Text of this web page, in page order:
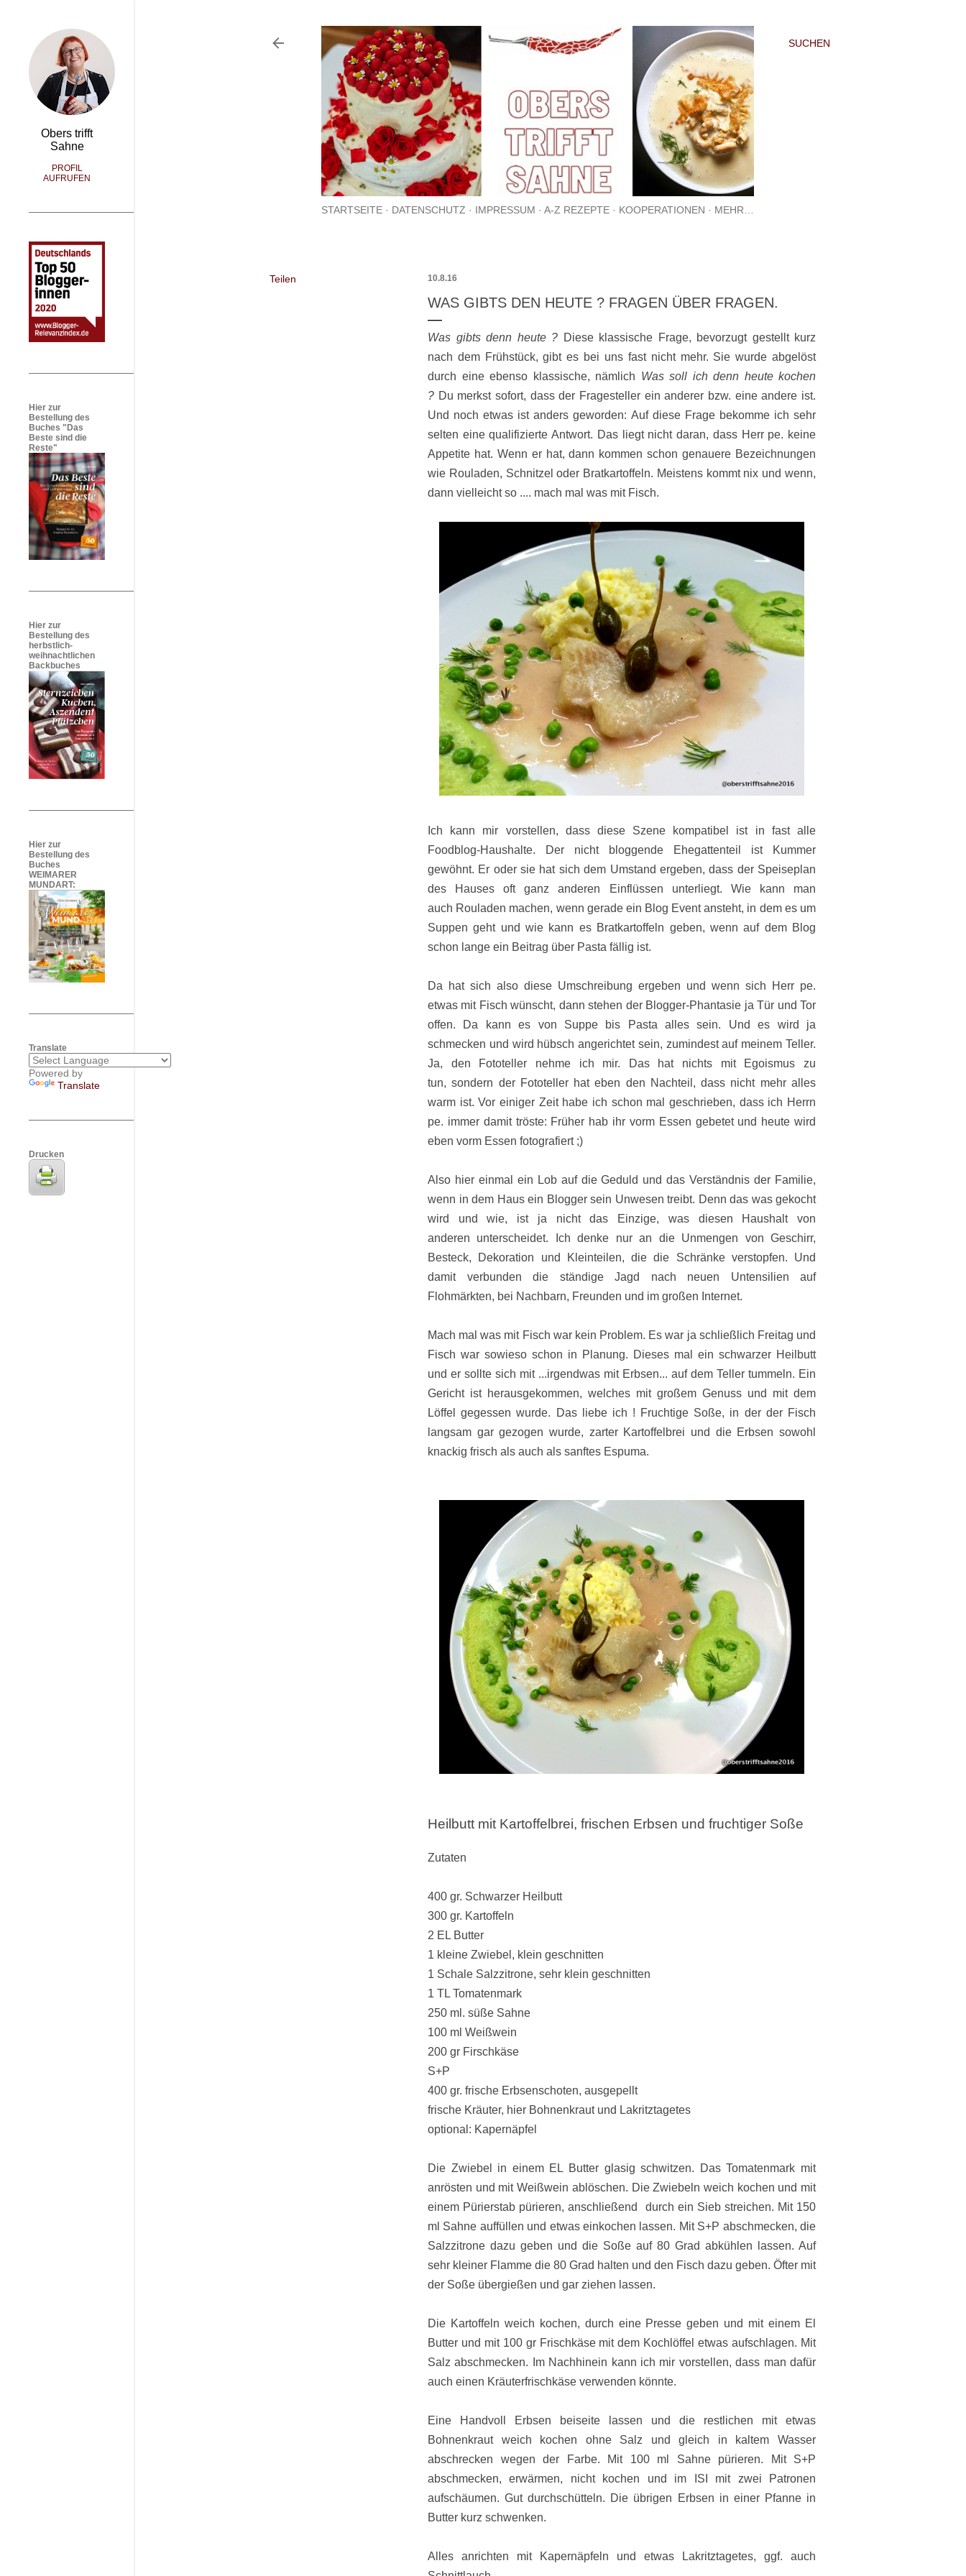
SUCHEN
STARTSEITE DATENSCHUTZ IMPRESSUM A-Z REZEPTE KOOPERATIONEN MEHR…
Teilen 10.8.16
WAS GIBTS DEN HEUTE ? FRAGEN ÜBER FRAGEN.
Was gibts denn heute ? Diese klassische Frage, bevorzugt gestellt kurz
nach dem Frühstück, gibt es bei uns fast nicht mehr. Sie wurde abgelöst
durch eine ebenso klassische, nämlich Was soll ich denn heute kochen
? Du merkst sofort, dass der Fragesteller ein anderer bzw. eine andere ist.
Und noch etwas ist anders geworden: Auf diese Frage bekomme ich sehr
selten eine qualifizierte Antwort. Das liegt nicht daran, dass Herr pe. keine
Appetite hat. Wenn er hat, dann kommen schon genauere Bezeichnungen
wie Rouladen, Schnitzel oder Bratkartoffeln. Meistens kommt nix und wenn,
dann vielleicht so .... mach mal was mit Fisch.
Ich kann mir vorstellen, dass diese Szene kompatibel ist in fast alle
Foodblog-Haushalte. Der nicht bloggende Ehegattenteil ist Kummer
gewöhnt. Er oder sie hat sich dem Umstand ergeben, dass der Speiseplan
des
Hauses oft ganz anderen Einflüssen unterliegt. Wie kann man
auch Rouladen machen, wenn gerade ein Blog Event ansteht, in dem es um
Suppen geht und wie kann es Bratkartoffeln geben, wenn auf dem Blog
schon lange ein Beitrag über Pasta fällig ist.
Da hat sich also diese Umschreibung ergeben und wenn sich Herr pe.
etwas mit Fisch wünscht, dann stehen der Blogger-Phantasie ja Tür und Tor
offen. Da kann es von Suppe bis Pasta alles sein. Und es wird ja
schmecken und wird hübsch angerichtet sein, zumindest auf meinem Teller.
Ja, den Fototeller nehme ich mir. Das hat nichts mit Egoismus zu
tun, sondern der Fototeller hat eben den Nachteil, dass nicht mehr alles
warm ist. Vor einiger Zeit habe ich schon mal geschrieben, dass ich Herrn
pe. immer damit tröste: Früher hab ihr vorm Essen gebetet und heute wird
eben vorm Essen fotografiert ;)
Also hier einmal ein Lob auf die Geduld und das Verständnis der Familie,
wenn in dem Haus ein Blogger sein Unwesen treibt. Denn das was gekocht
wird und wie, ist ja nicht das Einzige, was diesen Haushalt von
anderen unterscheidet. Ich denke nur an die Unmengen von Geschirr,
Besteck, Dekoration und Kleinteilen, die die Schränke verstopfen. Und
damit verbunden die ständige Jagd nach neuen Untensilien auf
Flohmärkten, bei Nachbarn, Freunden und im großen Internet.
Mach mal was mit Fisch war kein Problem. Es war ja schließlich Freitag und
Fisch war sowieso schon in Planung. Dieses mal ein schwarzer Heilbutt
und er sollte sich mit ...irgendwas mit Erbsen... auf dem Teller tummeln. Ein
Gericht ist herausgekommen, welches mit großem Genuss und mit dem
Löffel gegessen wurde. Das liebe ich ! Fruchtige Soße, in der der Fisch
langsam gar gezogen wurde, zarter Kartoffelbrei und die Erbsen sowohl
knackig frisch als auch als sanftes Espuma.
Heilbutt mit Kartoffelbrei, frischen Erbsen und fruchtiger Soße
Zutaten
400 gr. Schwarzer Heilbutt
300 gr. Kartoffeln
2 EL Butter
1 kleine Zwiebel, klein geschnitten
1 Schale Salzzitrone, sehr klein geschnitten
1 TL Tomatenmark
250 ml. süße Sahne
100 ml Weißwein
200 gr Firschkäse
S+P
400 gr. frische Erbsenschoten, ausgepellt
frische Kräuter, hier Bohnenkraut und Lakritztagetes
optional: Kapernäpfel
Die Zwiebel in einem EL Butter glasig schwitzen. Das Tomatenmark mit
anrösten und mit Weißwein ablöschen. Die Zwiebeln weich kochen und mit
einem Pürierstab pürieren, anschließend durch ein Sieb streichen. Mit 150
ml Sahne auffüllen und etwas einkochen lassen. Mit S+P abschmecken, die
Salzzitrone dazu geben und die Soße auf 80 Grad abkühlen lassen. Auf
sehr kleiner Flamme die 80 Grad halten und den Fisch dazu geben. Öfter mit
der Soße übergießen und gar ziehen lassen.
Die Kartoffeln weich kochen, durch eine Presse geben und mit einem El
Butter und mit 100 gr Frischkäse mit dem Kochlöffel etwas aufschlagen. Mit
Salz abschmecken. Im Nachhinein kann ich mir vorstellen, dass man dafür
auch einen Kräuterfrischkäse verwenden könnte.
Eine Handvoll Erbsen beiseite lassen und die restlichen mit etwas
Bohnenkraut weich kochen ohne Salz und gleich in kaltem Wasser
abschrecken wegen der Farbe. Mit 100 ml Sahne pürieren. Mit S+P
abschmecken, erwärmen, nicht kochen und im ISI mit zwei Patronen
aufschäumen. Gut durchschütteln. Die übrigen Erbsen in einer Pfanne in
Butter kurz schwenken.
Alles anrichten mit Kapernäpfeln und etwas Lakritztagetes, ggf. auch
Obers trifft
Sahne
PROFIL
AUFRUFEN
Hier zur
Bestellung des
Buches "Das
Beste sind die
Reste"
Hier zur
Bestellung des
herbstlich-
weihnachtlichen
Backbuches
Hier zur
Bestellung des
Buches
WEIMARER
MUNDART:
Translate
Powered by
Translate
Drucken